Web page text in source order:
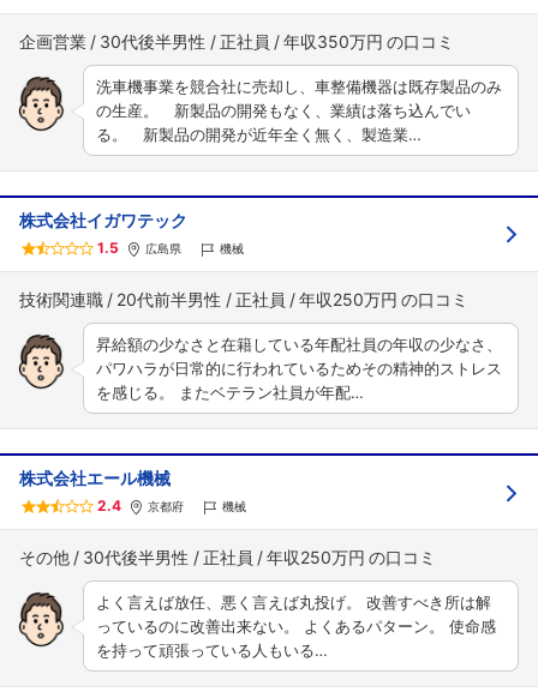
企画営業 30代後半男性 正社員 年収350万円
洗車機事業を競合社に売却し、車整備機器は既存製品のみ
の生産。 新製品の開発もなく、業績は落ち込んでい
る。 新製品の開発が近年全く無く、製造業…
株式会社イガワテック
1.5 広島県 機械
技術関連職 20代前半男性 正社員 年収250万円
昇給額の少なさと在籍している年配社員の年収の少なさ、
パワハラが日常的に行われているためその精神的ストレス
を感じる。 またベテラン社員が年配…
株式会社エール機械
2.4 京都府 機械
その他 30代後半男性 正社員 年収250万円
よく言えば放任、悪く言えば丸投げ。 改善すべき所は解
っているのに改善出来ない。 よくあるパターン。 使命感
を持って頑張っている人もいる…